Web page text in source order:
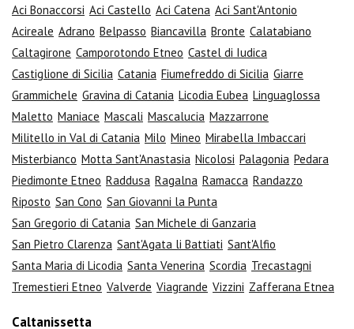
Aci Bonaccorsi Aci Castello Aci Catena Aci Sant'Antonio
Acireale Adrano Belpasso Biancavilla Bronte Calatabiano
Caltagirone Camporotondo Etneo Castel di Iudica
Castiglione di Sicilia Catania Fiumefreddo di Sicilia Giarre
Grammichele Gravina di Catania Licodia Eubea Linguaglossa
Maletto Maniace Mascali Mascalucia Mazzarrone
Militello in Val di Catania Milo Mineo Mirabella Imbaccari
Misterbianco Motta Sant'Anastasia Nicolosi Palagonia Pedara
Piedimonte Etneo Raddusa Ragalna Ramacca Randazzo
Riposto San Cono San Giovanni la Punta
San Gregorio di Catania San Michele di Ganzaria
San Pietro Clarenza Sant'Agata li Battiati Sant'Alfio
Santa Maria di Licodia Santa Venerina Scordia Trecastagni
Tremestieri Etneo Valverde Viagrande Vizzini Zafferana Etnea
Caltanissetta